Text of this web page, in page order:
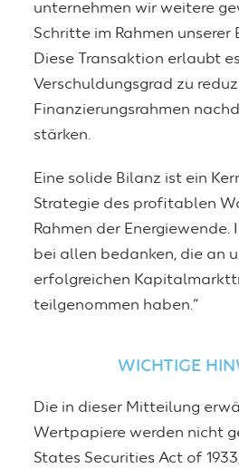
unternehmen wir weitere
Schritte im Rahmen unserer
Diese Transaktion erlaubt
Verschuldungsgrad zu
Finanzierungsrahmen
stärken.
Eine solide Bilanz ist ein
Strategie des profitablen
Rahmen der Energiewende.
bei allen bedanken, die an
erfolgreichen
teilgenommen haben.“
WICHTIGE
Die in dieser Mitteilung
Wertpapiere werden nicht
States Securities Act of